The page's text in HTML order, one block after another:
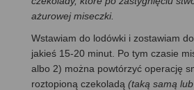
ażurowej miseczki.
Wstawiam do lodówki i zostawiam
jakieś 15-20 minut. Po tym czasie
albo 2) można powtórzyć operację
roztopioną czekoladą (taką samą